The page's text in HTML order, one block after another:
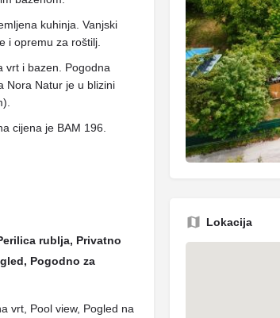
kuhinja. Vanjski
i opremu za roštilj.
vrt i bazen. Pogodna
Nora Natur je u blizini
cijena je BAM 196.
rublja, Privatno
Pogodno za
vrt, Pool view, Pogled na
Lokacija